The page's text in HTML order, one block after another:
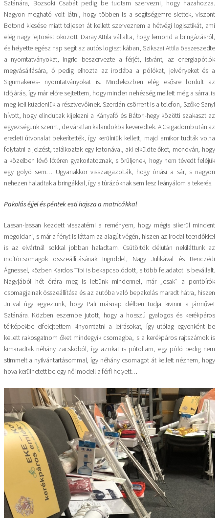
Sztánára, Bozsoki Csabát pedig be tudtam szervezni, hogy hazahozza.
Nagyon megható volt látni, hogy többen is a segítségemre siettek, viszont
Botond kiesése miatt teljesen át kellett szerveznem a hétvégi logisztikát, ami
elég nagy fejtörést okozott. Daray Attila vállalta, hogy lemond a bringázásról,
és helyette egész nap segít az autós logisztikában, Szikszai Attila összeszedte
a nyomtatványokat, Ingrid beszervezte a férjét, Istvánt, az energiapótlók
megvásárlására, ő pedig elhozta az irodába a pólókat, jelvényeket és a
Signmakeres- nyomtatványokat is. Mindeközben elég esősre fordult az
időjárás, így már előre sejtettem, hogy minden nehézség mellett még a sárral is
meg kell küzdeniük a résztvevőknek. Szerdán csörrent is a telefon, Szőke Sanyi
hívott, hogy elindultak kijelezni a Kányafő és Bátori-hegy közötti szakaszt az
egyezségünk szerint, de váratlan kalandokba keveredtek. A Csigadomb után az
eredeti útvonalat bekerítették, így kerülniük kellett, majd amikor tudták volna
folytatni a jelzést, találkoztak egy katonával, aki elküldte őket, mondván, hogy
a közelben lévő lőtéren gyakorlatoznak, s örüljenek, hogy nem tévedt feléjük
egy golyó sem… Ugyanakkor visszaigazolták, hogy óriási a sár, s nagyon
nehezen haladtak a bringákkal, így a túrázóknak sem lesz leányálom a tekerés.
Pakolás éjjel és péntek esti hajsza a matricákkal
Lassan-lassan kezdett visszatérni a reményem, hogy mégis sikerül mindent
megoldani, s már a fényt is láttam az alagút végén, hiszen az irodai teendőkkel
is az elvártnál sokkal jobban haladtam. Csütörtök délután nekiláttunk az
indítócsomagok összeállításának Ingriddel, Nagy Julikával és Benczédi
Ágnessel, közben Kardos Tibi is bekapcsolódott, s több feladatot is bevállalt.
Nagyjából hét órára meg is lettünk mindennel, már „csak” a pontbírók
csomagjainak összeállítása és az autóba való bepakolás maradt hátra, hiszen
Julival úgy egyeztünk, hogy Pali másnap délben tudja kivinni a járművet
Sztánára. Közben eszembe jutott, hogy a hosszú gyalogos és kerékpáros
térképekbe elfelejtettem kinyomtatni a leírásokat, így utólag egyenként be
kellett rakosgatnom őket mindegyik csomagba, s a kerékpáros rajtszámok is
kimaradtak néhány zacskóból, így azokat is pótoltam, egy póló pedig nem
stimmelt a nyilvántartásommal, így néhány csomagot át kellett néznem, hogy
hova kerülhetett be egy női modell a férfi helyett…